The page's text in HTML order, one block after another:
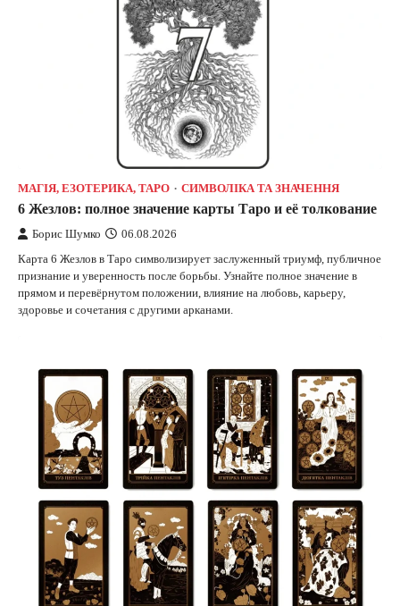
МАГІЯ, ЕЗОТЕРИКА, ТАРО СИМВОЛІКА ТА ЗНАЧЕННЯ
6 Жезлов: полное значение карты Таро и её толкование
Борис Шумко 06.08.2026
Карта 6 Жезлов в Таро символизирует заслуженный триумф, публичное
признание и уверенность после борьбы. Узнайте полное значение в
прямом и перевёрнутом положении, влияние на любовь, карьеру,
здоровье и сочетания с другими арканами.